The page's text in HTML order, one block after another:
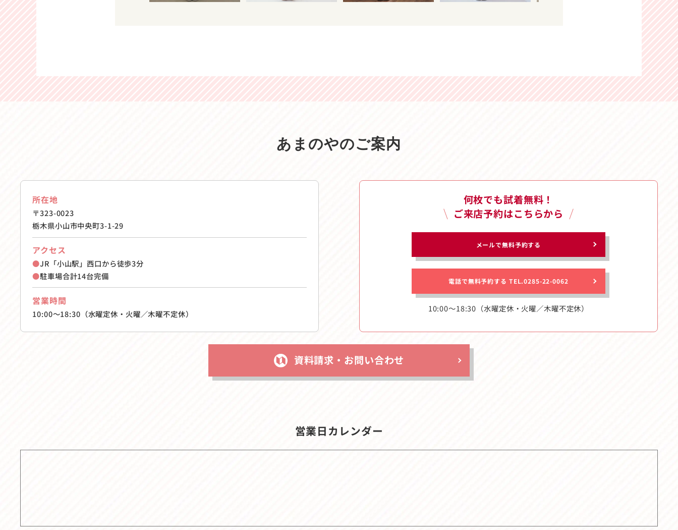
あまのやのご案内
所在地
〒323-0023
栃木県小山市中央町3-1-29
アクセス
●JR「小山駅」西口から徒歩3分
●駐車場合計14台完備
営業時間
10:00〜18:30（水曜定休・火曜／木曜不定休）
何枚でも試着無料！
ご来店予約はこちらから
メールで無料予約する
電話で無料予約する TEL.0285-22-0062
10:00〜18:30 （水曜定休・火曜／木曜不定休）
資料請求・お問い合わせ
営業日カレンダー